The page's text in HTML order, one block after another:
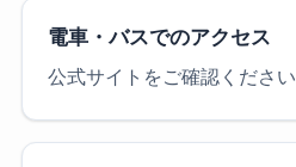
電車・バスでのアクセス
公式サイトをご確認ください